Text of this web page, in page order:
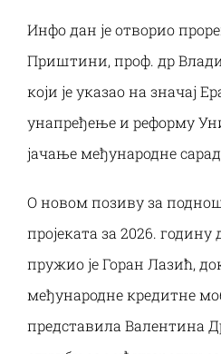
Инфо дан је отворио
Приштини, проф. др
који је указао на значај
унапређење и реформу
јачање међународне
О новом позиву за
пројеката за 2026.
пружио је Горан Лазић,
међународне кредитне
представила Валентина